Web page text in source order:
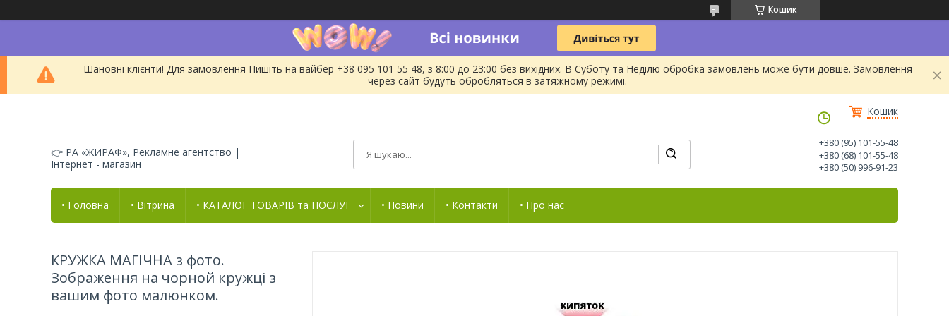
Кошик
Шановні клієнти! Для замовлення Пишіть на вайбер +38 095 101 55 48, з 8:00 до 23:00 без вихідних. В Суботу та Неділю обробка замовлень може бути довше. Замовлення
через сайт будуть обробляться в затяжному режимі.
Кошик
👉 РА «ЖИРАФ», Рекламне агентство |
Інтернет - магазин
+380 (95) 101-55-48
+380 (68) 101-55-48
+380 (50) 996-91-23
• Головна • Вітрина • КАТАЛОГ ТОВАРІВ та ПОСЛУГ • Новини • Контакти • Про нас
КРУЖКА МАГІЧНА з фото.
Зображення на чорной кружці з
вашим фото малюнком.